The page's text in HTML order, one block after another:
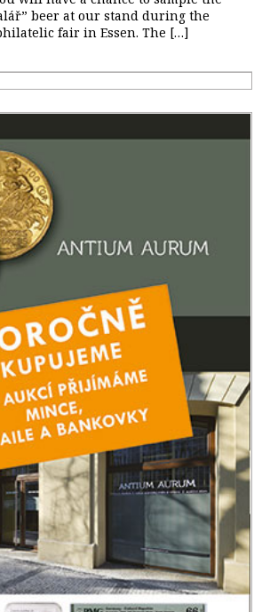
beer at our stand during the
fair in Essen. The […]